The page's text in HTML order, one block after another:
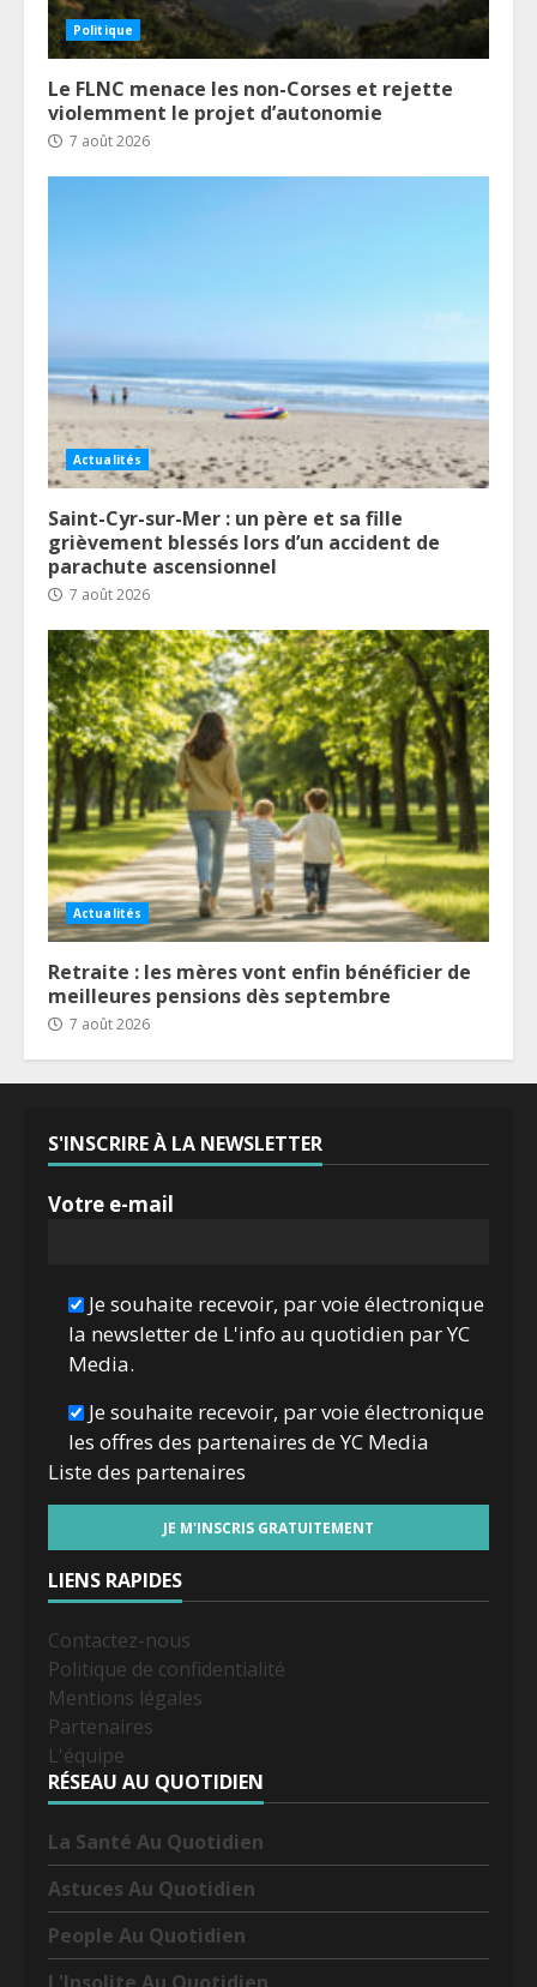
Politique
Le FLNC menace les non-Corses et rejette
violemment le projet d’autonomie
7 août 2026
Actualités
Saint-Cyr-sur-Mer : un père et sa fille
grièvement blessés lors d’un accident de
parachute ascensionnel
7 août 2026
Actualités
Retraite : les mères vont enfin bénéficier de
meilleures pensions dès septembre
7 août 2026
S'INSCRIRE À LA NEWSLETTER
Votre e-mail
Je souhaite recevoir, par voie électronique
la newsletter de L'info au quotidien par YC
Media.
Je souhaite recevoir, par voie électronique
les offres des partenaires de YC Media
Liste des partenaires
LIENS RAPIDES
Contactez-nous
Politique de confidentialité
Mentions légales
Partenaires
L'équipe
RÉSEAU AU QUOTIDIEN
La Santé Au Quotidien
Astuces Au Quotidien
People Au Quotidien